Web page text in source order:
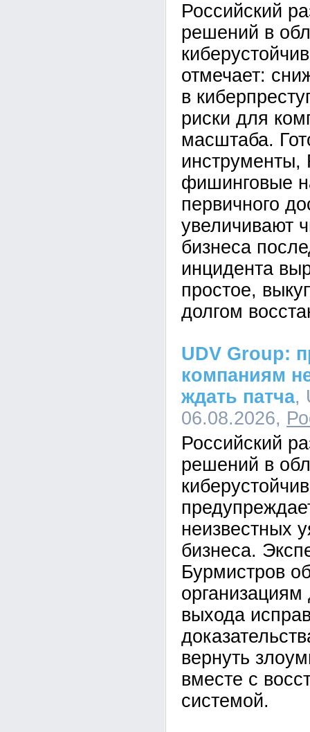
Российский
решений в
отмечает:
в
риски для
масштаба.
фишинговые
первичного
увеличивают
бизнеса
инцидента
простое,
долгом
UDV Group:
компаниям
ждать патча,
06.08.2026,
Российский
решений в
неизвестных
бизнеса.
Бурмистров
организациям
выхода
вернуть
вместе с
системой.